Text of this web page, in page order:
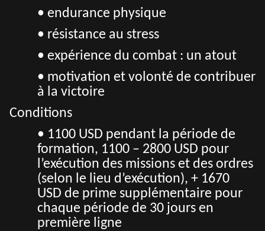
• endurance physique
• résistance au stress
• expérience du combat : un atout
• motivation et volonté de contribuer
à la victoire
Conditions
• 1100 USD pendant la période de
formation, 1100 – 2800 USD pour
l’exécution des missions et des ordres
(selon le lieu d’exécution), + 1670
USD de prime supplémentaire pour
chaque période de 30 jours en
première ligne